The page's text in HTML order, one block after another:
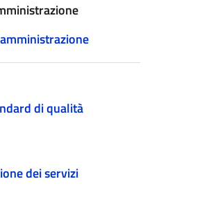
di qualità
dei servizi